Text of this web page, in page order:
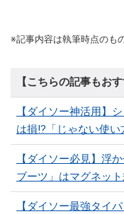
※記事内容は執筆時点のも
【こちらの記事もおす
【ダイソー神活用】
は損!?「じゃない使い
【ダイソー必見】浮
ブーツ」はマグネッ
【ダイソー最強タイ